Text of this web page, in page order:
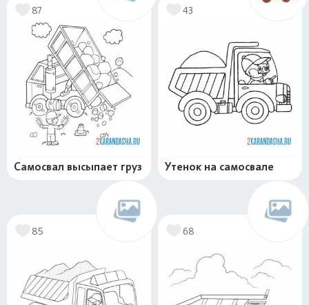
87
Самосвал высыпает груз
43
Утенок на самосвале
85 68